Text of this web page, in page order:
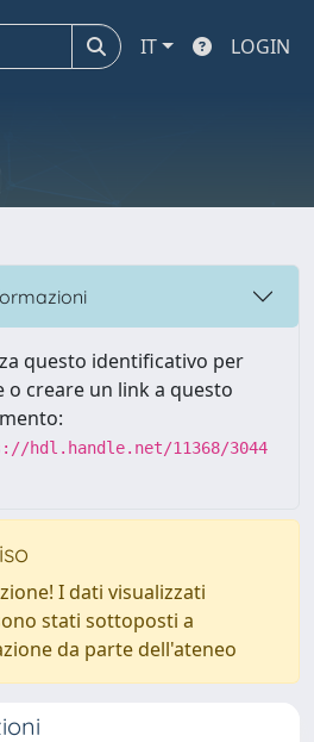
IT LOGIN
questo identificativo per
o creare un link a questo
hdl.handle.net/11368/3044
I dati visualizzati
stati sottoposti a
da parte dell'ateneo